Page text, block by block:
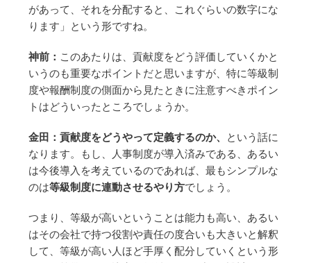
があって、それを分配すると、これぐらいの数字にな
ります」という形ですね。
神前： このあたりは、貢献度をどう評価していくかと
いうのも重要なポイントだと思いますが、特に等級制
度や報酬制度の側面から見たときに注意すべきポイン
トはどういったところでしょうか。
金田：貢献度をどうやって定義するのか、 という話に
なります。もし、人事制度が導入済みである、あるい
は今後導入を考えているのであれば、最もシンプルな
のは等級制度に連動させるやり方でしょう。
つまり、等級が高いということは能力も高い、あるい
はその会社で持つ役割や責任の度合いも大きいと解釈
して、等級が高い人ほど手厚く配分していくという形